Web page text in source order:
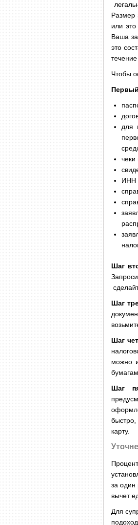
Размер
или
Ваша
это
Чтобы
для
чеки
ИНН
Шаг
Шаг
Шаг
можно
Шаг
карту.
за один
вычет
Для